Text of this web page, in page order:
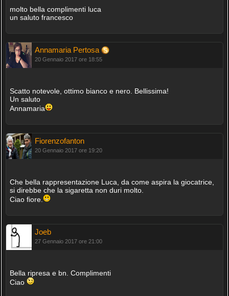
molto bella complimenti luca
un saluto francesco
Annamaria Pertosa
20 Gennaio 2017 ore 18:55
Scatto notevole, ottimo bianco e nero. Bellissima!
Un saluto
Annamaria
Fiorenzofanton
20 Gennaio 2017 ore 19:20
Che bella rappresentazione Luca, da come aspira la giocatrice,
si direbbe che la sigaretta non duri molto.
Ciao fiore.
Joeb
27 Gennaio 2017 ore 21:00
Bella ripresa e bn. Complimenti
Ciao